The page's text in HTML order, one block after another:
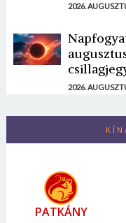
2026.
2026.
PATKÁNY